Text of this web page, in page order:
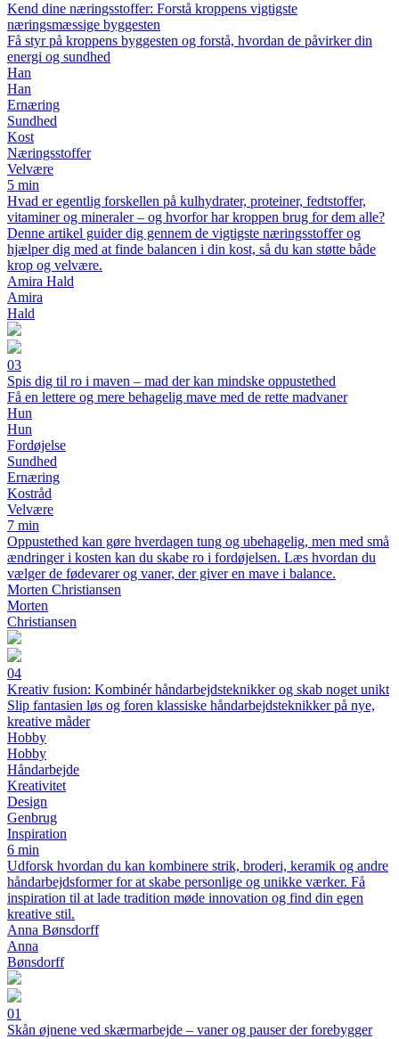
Kend dine næringsstoffer: Forstå kroppens vigtigste
næringsmæssige byggesten
Få styr på kroppens byggesten og forstå, hvordan de påvirker din
energi og sundhed
Han
Han
Ernæring
Sundhed
Kost
Næringsstoffer
Velvære
5 min
Hvad er egentlig forskellen på kulhydrater, proteiner, fedtstoffer,
vitaminer og mineraler – og hvorfor har kroppen brug for dem alle?
Denne artikel guider dig gennem de vigtigste næringsstoffer og
hjælper dig med at finde balancen i din kost, så du kan støtte både
krop og velvære.
Amira Hald
Amira
Hald
03
Spis dig til ro i maven – mad der kan mindske oppustethed
Få en lettere og mere behagelig mave med de rette madvaner
Hun
Hun
Fordøjelse
Sundhed
Ernæring
Kostråd
Velvære
7 min
Oppustethed kan gøre hverdagen tung og ubehagelig, men med små
ændringer i kosten kan du skabe ro i fordøjelsen. Læs hvordan du
vælger de fødevarer og vaner, der giver en mave i balance.
Morten Christiansen
Morten
Christiansen
04
Kreativ fusion: Kombinér håndarbejdsteknikker og skab noget unikt
Slip fantasien løs og foren klassiske håndarbejdsteknikker på nye,
kreative måder
Hobby
Hobby
Håndarbejde
Kreativitet
Design
Genbrug
Inspiration
6 min
Udforsk hvordan du kan kombinere strik, broderi, keramik og andre
håndarbejdsformer for at skabe personlige og unikke værker. Få
inspiration til at lade tradition møde innovation og find din egen
kreative stil.
Anna Bønsdorff
Anna
Bønsdorff
01
Skån øjnene ved skærmarbejde – vaner og pauser der forebygger